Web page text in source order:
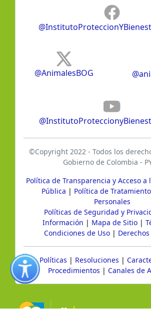
@AnimalesBOG
©Copyright 2022 - Todos los
Gobierno de Colombia -
Política de Transparencia y Acceso
Pública | Política de
Personales
Políticas de Seguridad y
Información | Mapa de Sitio|
Condiciones de Uso |
Políticas | Resoluciones |
Procedimientos | Canales de